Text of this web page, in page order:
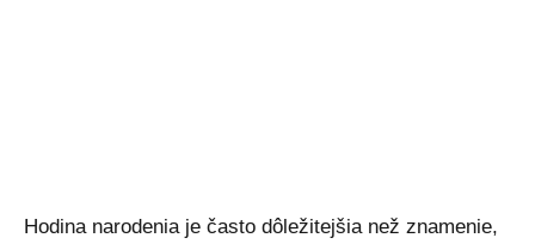
Hodina narodenia je často dôležitejšia než znamenie,